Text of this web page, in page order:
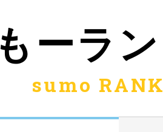
ーラ
sumo
スポットに